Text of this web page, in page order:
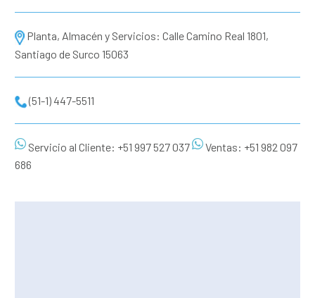
Planta, Almacén y Servicios: Calle Camino Real 1801,
Santiago de Surco 15063
(51-1) 447-5511
Servicio al Cliente: +51 997 527 037
Ventas: +51 982 097
686